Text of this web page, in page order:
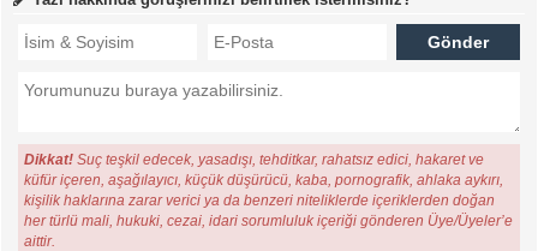
Dikkat! Suç teşkil edecek, yasadışı, tehditkar, rahatsız edici, hakaret ve
küfür içeren, aşağılayıcı, küçük düşürücü, kaba, pornografik, ahlaka aykırı,
kişilik haklarına zarar verici ya da benzeri niteliklerde içeriklerden doğan
her türlü mali, hukuki, cezai, idari sorumluluk içeriği gönderen Üye/Üyeler’e
aittir.